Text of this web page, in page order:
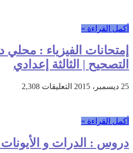
2014
+
تصحيح|
إعدادي
أكمل القراءة »
التصحيح | الثالثة إعدادي
25 ديسمبر، 2015 التعليقات على
دورة
يناير
2,308
أكمل القراءة »
دروس : الدرات و الأيونات |